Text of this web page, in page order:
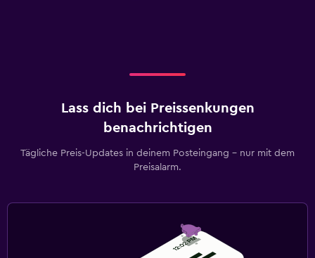
Lass dich bei Preissenkungen
benachrichtigen
Tägliche Preis-Updates in deinem Posteingang – nur mit dem
Preisalarm.